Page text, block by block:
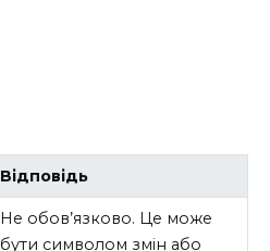
Відповідь
Не обов’язково. Це може
бути символом змін або